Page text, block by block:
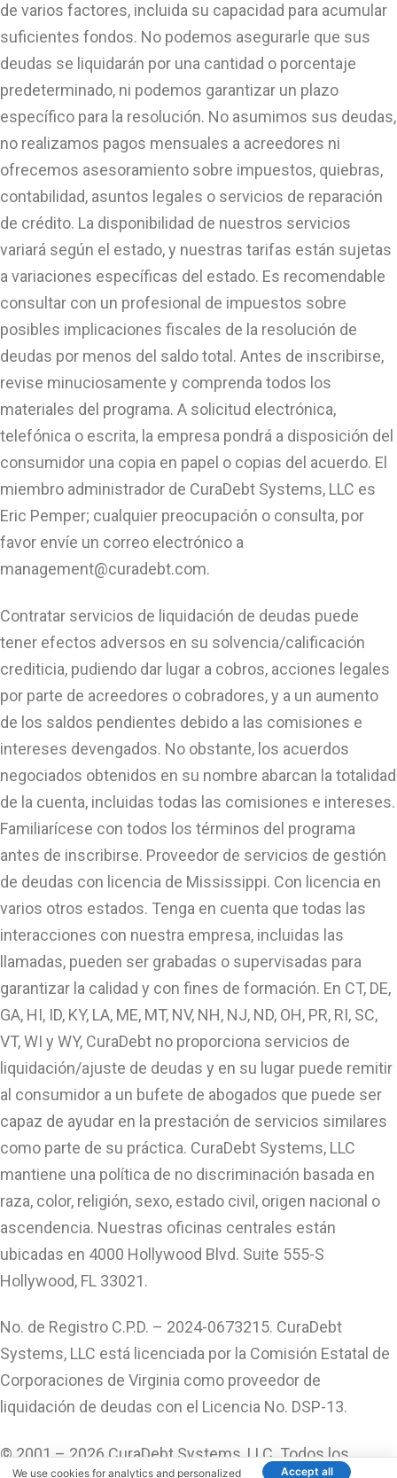
de varios factores, incluida su capacidad para acumular
suficientes fondos. No podemos asegurarle que sus
deudas se liquidarán por una cantidad o porcentaje
predeterminado, ni podemos garantizar un plazo
específico para la resolución. No asumimos sus deudas,
no realizamos pagos mensuales a acreedores ni
ofrecemos asesoramiento sobre impuestos, quiebras,
contabilidad, asuntos legales o servicios de reparación
de crédito. La disponibilidad de nuestros servicios
variará según el estado, y nuestras tarifas están sujetas
a variaciones específicas del estado. Es recomendable
consultar con un profesional de impuestos sobre
posibles implicaciones fiscales de la resolución de
deudas por menos del saldo total. Antes de inscribirse,
revise minuciosamente y comprenda todos los
materiales del programa. A solicitud electrónica,
telefónica o escrita, la empresa pondrá a disposición del
consumidor una copia en papel o copias del acuerdo. El
miembro administrador de CuraDebt Systems, LLC es
Eric Pemper; cualquier preocupación o consulta, por
favor envíe un correo electrónico a
management@curadebt.com.
Contratar servicios de liquidación de deudas puede
tener efectos adversos en su solvencia/calificación
crediticia, pudiendo dar lugar a cobros, acciones legales
por parte de acreedores o cobradores, y a un aumento
de los saldos pendientes debido a las comisiones e
intereses devengados. No obstante, los acuerdos
negociados obtenidos en su nombre abarcan la totalidad
de la cuenta, incluidas todas las comisiones e intereses.
Familiarícese con todos los términos del programa
antes de inscribirse. Proveedor de servicios de gestión
de deudas con licencia de Mississippi. Con licencia en
varios otros estados. Tenga en cuenta que todas las
interacciones con nuestra empresa, incluidas las
llamadas, pueden ser grabadas o supervisadas para
garantizar la calidad y con fines de formación. En CT, DE,
GA, HI, ID, KY, LA, ME, MT, NV, NH, NJ, ND, OH, PR, RI, SC,
VT, WI y WY, CuraDebt no proporciona servicios de
liquidación/ajuste de deudas y en su lugar puede remitir
al consumidor a un bufete de abogados que puede ser
capaz de ayudar en la prestación de servicios similares
como parte de su práctica. CuraDebt Systems, LLC
mantiene una política de no discriminación basada en
raza, color, religión, sexo, estado civil, origen nacional o
ascendencia. Nuestras oficinas centrales están
ubicadas en 4000 Hollywood Blvd. Suite 555-S
Hollywood, FL 33021.
No. de Registro C.P.D. – 2024-0673215. CuraDebt
Systems, LLC está licenciada por la Comisión Estatal de
Corporaciones de Virginia como proveedor de
liquidación de deudas con el Licencia No. DSP-13.
© 2001 – 2026 CuraDebt Systems, LLC. Todos los
We use cookies for analytics and personalized Accept all